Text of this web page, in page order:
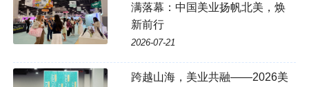
满落幕：中国美业扬帆北美，焕
新前行
2026-07-21
跨越山海，美业共融——2026美